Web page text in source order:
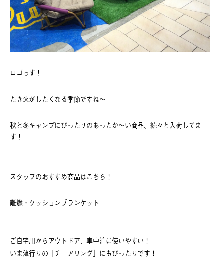
ロゴっす！
たき火がしたくなる季節ですね～
秋と冬キャンプにぴったりのあったか～い商品、続々と入荷してま
す！
スタッフのおすすめ商品はこちら！
難燃・クッションブランケット
ご自宅用からアウトドア、車中泊に使いやすい！
いま流行りの「チェアリング」にもぴったりです！